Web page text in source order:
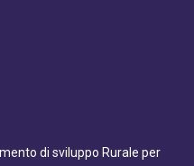
di sviluppo Rurale per